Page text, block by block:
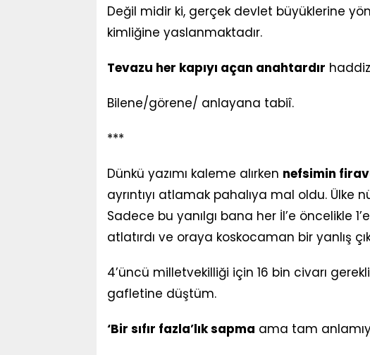
Değil midir ki, gerçek devlet büyüklerine
kimliğine yaslanmaktadır.
Tevazu her kapıyı açan anahtardır
Bilene/görene/ anlayana tabiî.
***
Dünkü yazımı kaleme alırken nefsimin
ayrıntıyı atlamak pahalıya mal oldu. Ülke
Sadece bu yanılgı bana her İl’e öncelikle
atlatırdı ve oraya koskocaman bir yanlış
4’üncü milletvekilliği için 16 bin civarı
gafletine düştüm.
‘Bir sıfır fazla’lık sapma ama tam